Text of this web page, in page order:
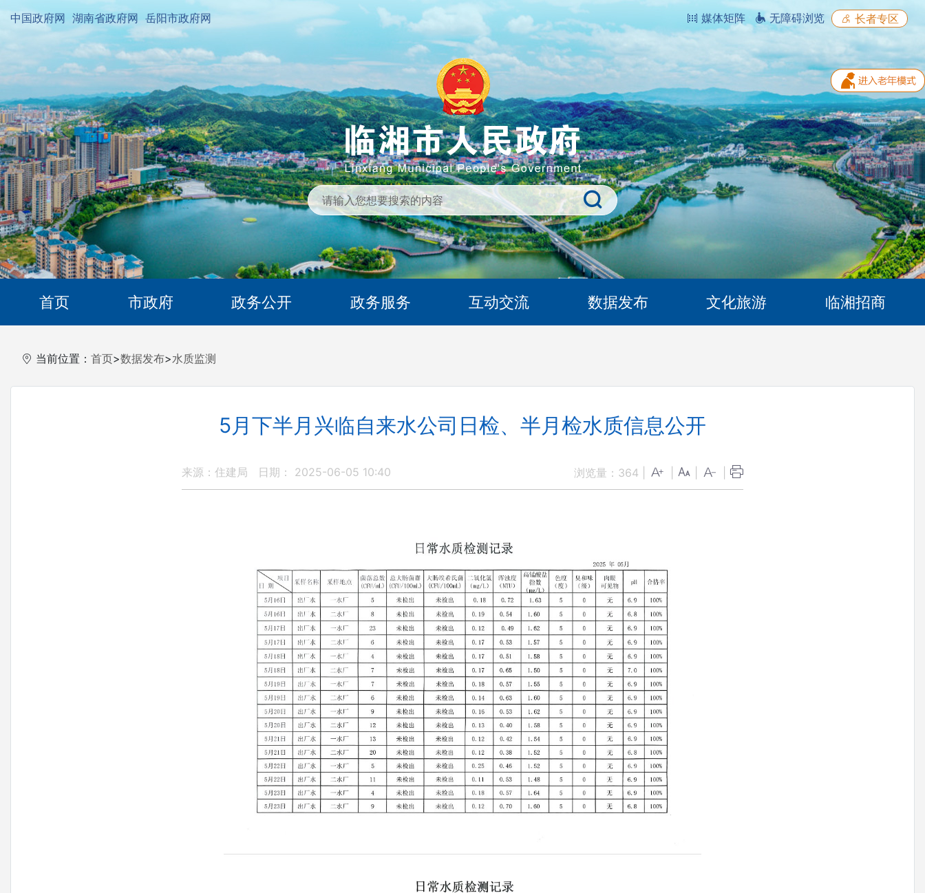
中国政府网 湖南省政府网 岳阳市政府网 媒体矩阵 无障碍浏览 长者专区
首页 市政府 政务公开 政务服务 互动交流 数据发布 文化旅游 临湘招商
当前位置： 首页>数据发布>水质监测
5月下半月兴临自来水公司日检、半月检水质信息公开
来源：住建局 日期： 2025-06-05 10:40 浏览量： 364